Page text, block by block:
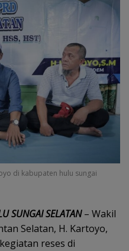
di kabupaten hulu sungai
SUNGAI SELATAN– Wakil
Selatan, H. Kartoyo,
reses di